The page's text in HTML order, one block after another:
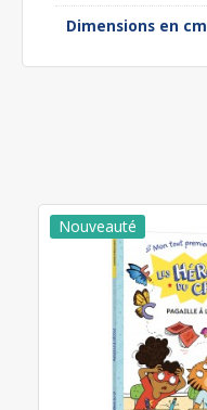
Dimensions en cm